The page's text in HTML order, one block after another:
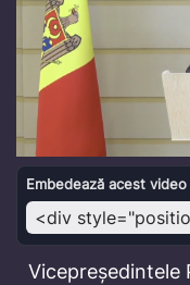
Embedează acest video
Vicepreședintele